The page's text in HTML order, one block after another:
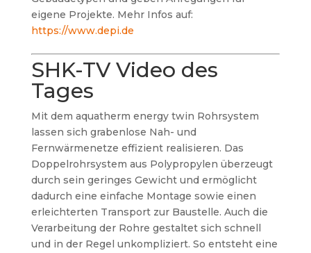
eigene Projekte. Mehr Infos auf:
https://www.depi.de
SHK-TV Video des
Tages
Mit dem aquatherm energy twin Rohrsystem
lassen sich grabenlose Nah- und
Fernwärmenetze effizient realisieren. Das
Doppelrohrsystem aus Polypropylen überzeugt
durch sein geringes Gewicht und ermöglicht
dadurch eine einfache Montage sowie einen
erleichterten Transport zur Baustelle. Auch die
Verarbeitung der Rohre gestaltet sich schnell
und in der Regel unkompliziert. So entsteht eine